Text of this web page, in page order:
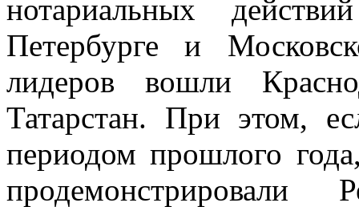
нотариальных
Петербурге и
лидеров вошли
Татарстан. При этом,
периодом прошлого